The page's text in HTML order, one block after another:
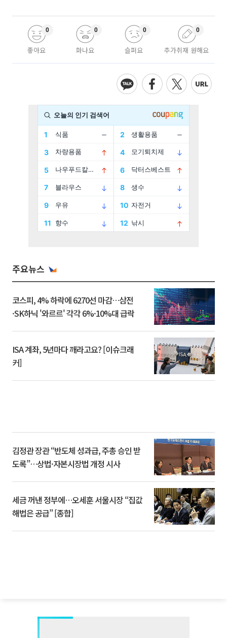
좋아요
0
화나요
0
슬퍼요
0
추가취재 원해요
0
주요뉴스
코스피, 4% 하락에 6270선 마감…삼전
·SK하닉 '와르르' 각각 6%·10%대 급락
ISA 계좌, 5년마다 깨라고요? [이슈크래
커]
김정관 장관 “반도체 성과급, 주총 승인 받
도록”…상법·자본시장법 개정 시사
세금 꺼낸 정부에…오세훈 서울시장 “집값
해법은 공급” [종합]